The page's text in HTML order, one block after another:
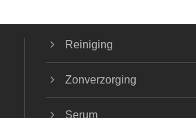
Reiniging
Zonverzorging
Serum